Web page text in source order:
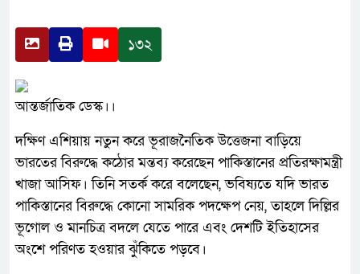
১৩২
আন্তর্জাতিক ডেস্ক।।
দক্ষিণ এশিয়ায় নতুন করে ভূরাজনৈতিক উত্তেজনা বাড়িয়ে
ভারতের বিরুদ্ধে কঠোর মন্তব্য করেছেন পাকিস্তানের প্রতিরক্ষামন্ত্রী
খাজা আসিফ। তিনি সতর্ক করে বলেছেন, ভবিষ্যতে যদি ভারত
পাকিস্তানের বিরুদ্ধে কোনো সামরিক পদক্ষেপ নেয়, তাহলে দিল্লির
ভূগোল ও মানচিত্র বদলে যেতে পারে এবং দেশটি ইতিহাসের
অংশে পরিণত হওয়ার ঝুঁকিতে পড়বে।